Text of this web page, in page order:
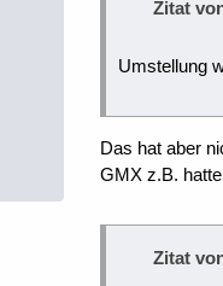
Zitat
Umstellung
Das hat aber
GMX z.B.
Zitat